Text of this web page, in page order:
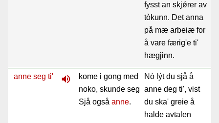
fysst an skjǿrer av
tòkunn. Det anna
på mæ arbeiæ for
å vare færig'e ti'
hægjinn.
anne seg ti' volume_up
kome i gong med
noko, skunde seg
Sjå også anne.
Nò lýt du sjå å
anne deg ti', vist
du ska' greie å
halde avtalen